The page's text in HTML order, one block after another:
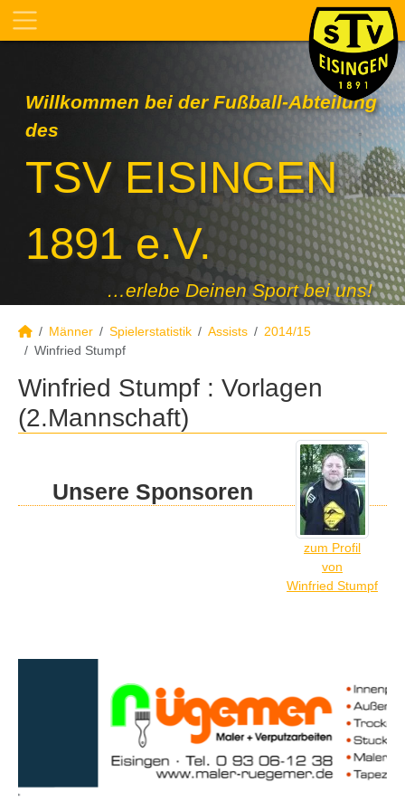
Willkommen bei der Fußball-Abteilung
des
TSV EISINGEN
1891 e.V.
…erlebe Deinen Sport bei uns!
Männer Spielerstatistik Assists
2014/15
Winfried Stumpf
Winfried Stumpf : Vorlagen
(2.Mannschaft)
zum Profil
von
Winfried Stumpf
Unsere Sponsoren